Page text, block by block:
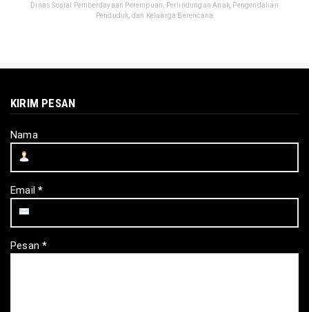
Dinas Sosial Pemberdayaan Perempuan, Perlindungan Anak, Pengendalian
Penduduk, dan Keluarga Berencana
KIRIM PESAN
Nama
Email*
Pesan*